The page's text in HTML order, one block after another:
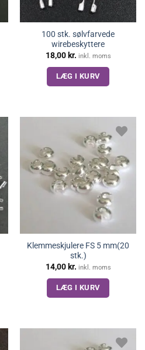
100 stk. sølvfarvede
wirebeskyttere
18,00 kr. inkl. moms
LÆG I KURV
Klemmeskjulere FS 5 mm(20
stk.)
14,00 kr. inkl. moms
LÆG I KURV